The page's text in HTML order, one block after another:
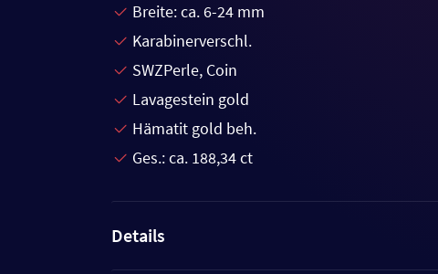
Breite: ca. 6-24 mm
Karabinerverschl.
SWZPerle, Coin
Lavagestein gold
Hämatit gold beh.
Ges.: ca. 188,34 ct
Details